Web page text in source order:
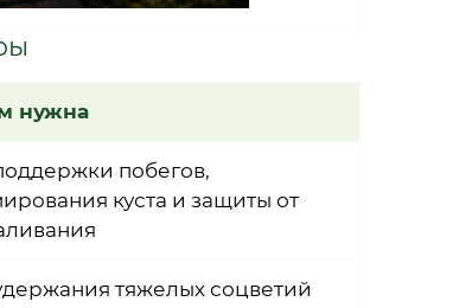
нужна
побегов,
куста и защиты от
тяжелых соцветий